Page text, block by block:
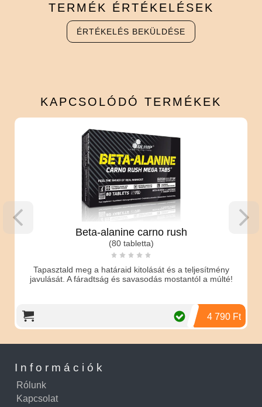
TERMÉK ÉRTÉKELÉSEK
ÉRTÉKELÉS BEKÜLDÉSE
KAPCSOLÓDÓ TERMÉKEK
Beta-alanine carno rush
(80 tabletta)
Tapasztald meg a határaid kitolását és a teljesítmény
javulását. A fáradtság és savasodás mostantól a múlté!
4 790 Ft
Információk
Rólunk
Kapcsolat